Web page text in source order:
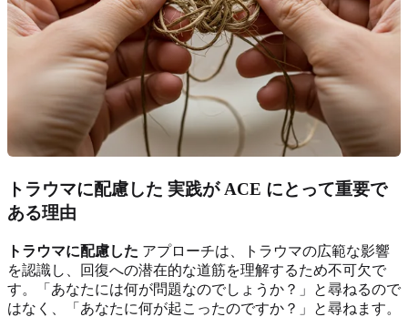
トラウマに配慮した 実践が ACE にとって重要で
ある理由
トラウマに配慮した アプローチは、トラウマの広範な影響
を認識し、回復への潜在的な道筋を理解するため不可欠で
す。「あなたには何が問題なのでしょうか？」と尋ねるので
はなく、「あなたに何が起こったのですか？」と尋ねます。